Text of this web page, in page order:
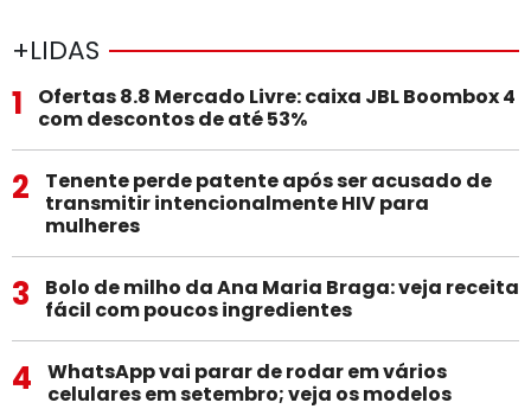
+LIDAS
1
Ofertas 8.8 Mercado Livre: caixa JBL Boombox 4
com descontos de até 53%
2
Tenente perde patente após ser acusado de
transmitir intencionalmente HIV para
mulheres
3
Bolo de milho da Ana Maria Braga: veja receita
fácil com poucos ingredientes
4
WhatsApp vai parar de rodar em vários
celulares em setembro; veja os modelos